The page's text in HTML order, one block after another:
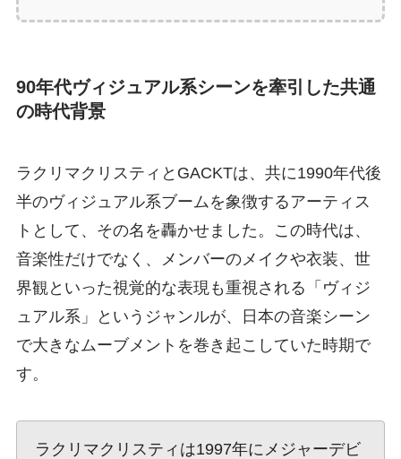
90年代ヴィジュアル系シーンを牽引した共通
の時代背景
ラクリマクリスティとGACKTは、共に1990年代後
半のヴィジュアル系ブームを象徴するアーティス
トとして、その名を轟かせました。この時代は、
音楽性だけでなく、メンバーのメイクや衣装、世
界観といった視覚的な表現も重視される「ヴィジ
ュアル系」というジャンルが、日本の音楽シーン
で大きなムーブメントを巻き起こしていた時期で
す。
ラクリマクリスティは1997年にメジャーデビ